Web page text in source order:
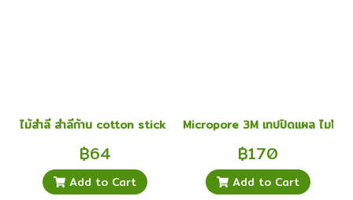
ไม้สำลี สำลีก้าน cotton stick size L
฿64
Add to Cart
Micropore 3M เทปปิดแผล ไมโค
฿170
Add to Cart